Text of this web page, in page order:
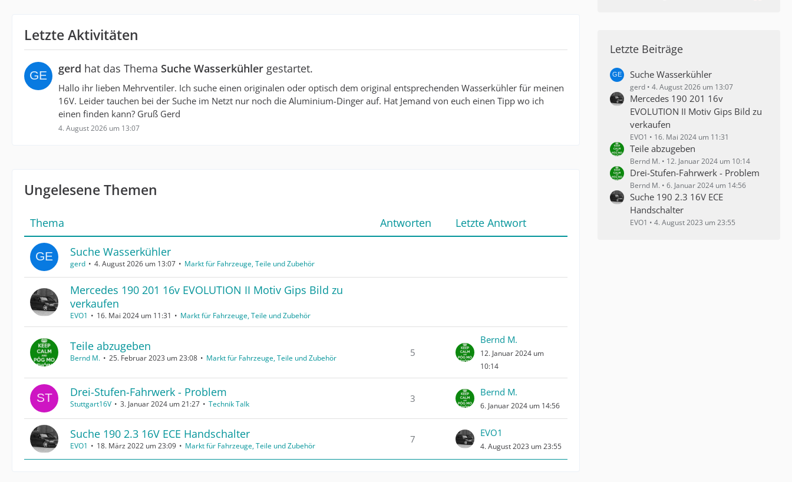
Letzte Aktivitäten
gerd hat das Thema Suche Wasserkühler gestartet.
Hallo ihr lieben Mehrventiler. Ich suche einen originalen oder optisch dem original entsprechenden Wasserkühler für meinen
16V. Leider tauchen bei der Suche im Netzt nur noch die Aluminium-Dinger auf. Hat Jemand von euch einen Tipp wo ich
einen finden kann? Gruß Gerd
4. August 2026 um 13:07
Ungelesene Themen
Thema Antworten Letzte Antwort
Suche Wasserkühler
gerd 4. August 2026 um 13:07 Markt für Fahrzeuge, Teile und Zubehör
Mercedes 190 201 16v EVOLUTION II Motiv Gips Bild zu
verkaufen
EVO1 16. Mai 2024 um 11:31 Markt für Fahrzeuge, Teile und Zubehör
Teile abzugeben
Bernd M. 25. Februar 2023 um 23:08 Markt für Fahrzeuge, Teile und Zubehör 5
Bernd M.
12. Januar 2024 um
10:14
Drei-Stufen-Fahrwerk - Problem
Stuttgart16V 3. Januar 2024 um 21:27 Technik Talk 3
Bernd M.
6. Januar 2024 um 14:56
Suche 190 2.3 16V ECE Handschalter
EVO1 18. März 2022 um 23:09 Markt für Fahrzeuge, Teile und Zubehör
7
EVO1
4. August 2023 um 23:55
Letzte Beiträge
Suche Wasserkühler
gerd 4. August 2026 um 13:07
Mercedes 190 201 16v
EVOLUTION II Motiv Gips Bild zu
verkaufen
EVO1 16. Mai 2024 um 11:31
Teile abzugeben
Bernd M. 12. Januar 2024 um 10:14
Drei-Stufen-Fahrwerk - Problem
Bernd M. 6. Januar 2024 um 14:56
Suche 190 2.3 16V ECE
Handschalter
EVO1 4. August 2023 um 23:55